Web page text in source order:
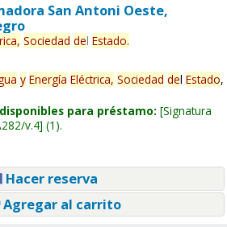
San Antoni Oeste,
Sociedad del Estado.
y Energía Eléctrica, Sociedad del Estado,
para préstamo: Signatura
v.4 (1).
Hacer reserva
Agregar al carrito